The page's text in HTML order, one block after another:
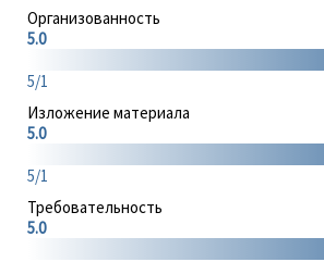
Организованность
5.0
5/1
Изложение материала
5.0
5/1
Требовательность
5.0